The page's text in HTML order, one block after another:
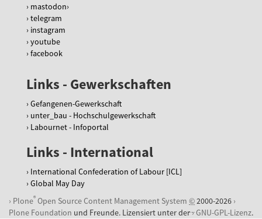
mastodon
telegram
instagram
youtube
facebook
Links - Gewerkschaften
Gefangenen-Gewerkschaft
unter_bau - Hochschulgewerkschaft
Labournet - Infoportal
Links - International
International Confederation of Labour [ICL]
Global May Day
Plone® Open Source Content Management System ©2000-2026
Plone Foundation und Freunde. Lizensiert unter der GNU-GPL-Lizenz.